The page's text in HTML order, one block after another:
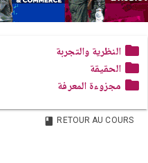
النظرية والتجربة
الحقيقة
مجزوءة المعرفة
RETOUR AU COURS